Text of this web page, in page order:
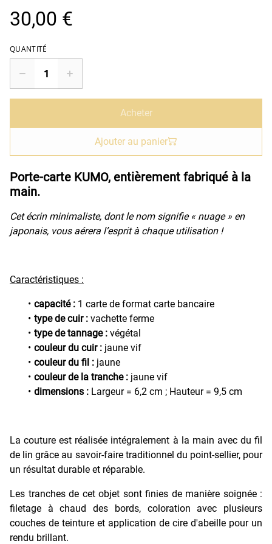
30,00 €
QUANTITÉ
Acheter
Ajouter au panier
Porte-carte KUMO, entièrement fabriqué à la
main.
Cet écrin minimaliste, dont le nom signifie « nuage » en
japonais, vous aérera l’esprit à chaque utilisation !
Caractéristiques :
capacité : 1 carte de format carte bancaire
type de cuir : vachette ferme
type de tannage : végétal
couleur du cuir : jaune vif
couleur du fil : jaune
couleur de la tranche : jaune vif
dimensions : Largeur = 6,2 cm ; Hauteur = 9,5 cm
La couture est réalisée intégralement à la main avec du fil
de lin grâce au savoir-faire traditionnel du point-sellier, pour
un résultat durable et réparable.
Les tranches de cet objet sont finies de manière soignée :
filetage à chaud des bords, coloration avec plusieurs
couches de teinture et application de cire d'abeille pour un
rendu brillant.